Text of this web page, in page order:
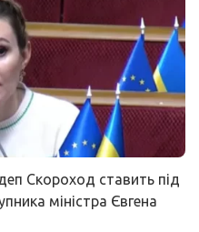
Скороход ставить під
міністра Євгена